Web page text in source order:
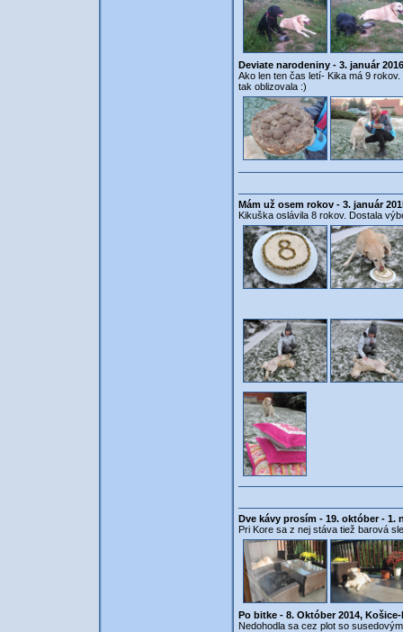
Deviate narodeniny - 3. január
Ako len ten čas letí- Kika má 9
tak oblizovala :)
Mám už osem rokov - 3. január
Kikuška oslávila 8 rokov. Dostala
Dve kávy prosím - 19. október - 1.
Pri Kore sa z nej stáva tiež barová
Po bitke - 8. Október 2014, Košice-
Nedohodla sa cez plot so